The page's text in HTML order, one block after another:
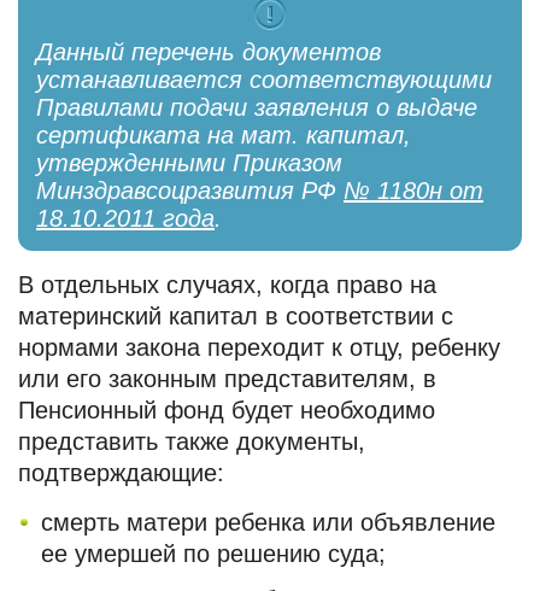
Данный перечень документов
устанавливается соответствующими
Правилами подачи заявления о выдаче
сертификата на мат. капитал,
утвержденными Приказом
Минздравсоцразвития РФ № 1180н от
18.10.2011 года.
В отдельных случаях, когда право на
материнский капитал в соответствии с
нормами закона переходит к отцу, ребенку
или его законным представителям, в
Пенсионный фонд будет необходимо
представить также документы,
подтверждающие:
смерть матери ребенка или объявление
ее умершей по решению суда;